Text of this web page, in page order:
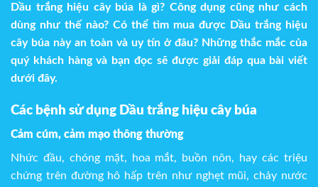
Dầu trắng hiệu cây búa là gì? Công dụng cũng như cách
dùng như thế nào? Có thể tìm mua được Dầu trắng hiệu
cây búa này an toàn và uy tín ở đâu? Những thắc mắc của
quý khách hàng và bạn đọc sẽ được giải đáp qua bài viết
dưới đây.
Các bệnh sử dụng Dầu trắng hiệu cây búa
Cảm cúm, cảm mạo thông thường
Nhức đầu, chóng mặt, hoa mắt, buồn nôn, hay các triệu
chứng trên đường hô hấp trên như nghẹt mũi, chảy nước